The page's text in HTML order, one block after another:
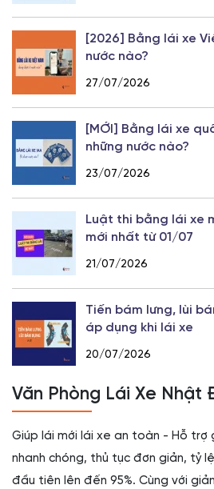
[2026] Bằng lái xe
nước nào?
27/07/2026
[MỚI] Bằng lái xe
những nước nào?
23/07/2026
Luật thi bằng lái xe
mới nhất từ 01/07
21/07/2026
Tiến bám lưng, lùi
áp dụng khi lái xe
20/07/2026
Văn Phòng Lái Xe Nhật
Giúp lái mới lái xe an toàn - Hỗ trợ
nhanh chóng, thủ tục đơn giản, tỷ
đầu tiên lên đến 95%. Cùng với